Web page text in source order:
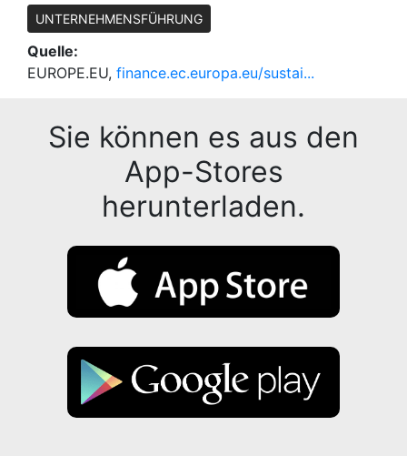
UNTERNEHMENSFÜHRUNG
Quelle:
EUROPE.EU, finance.ec.europa.eu/sustai...
Sie können es aus den
App-Stores
herunterladen.